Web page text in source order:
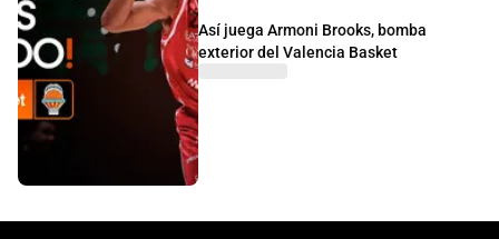
Así juega Armoni Brooks, bomba
exterior del Valencia Basket